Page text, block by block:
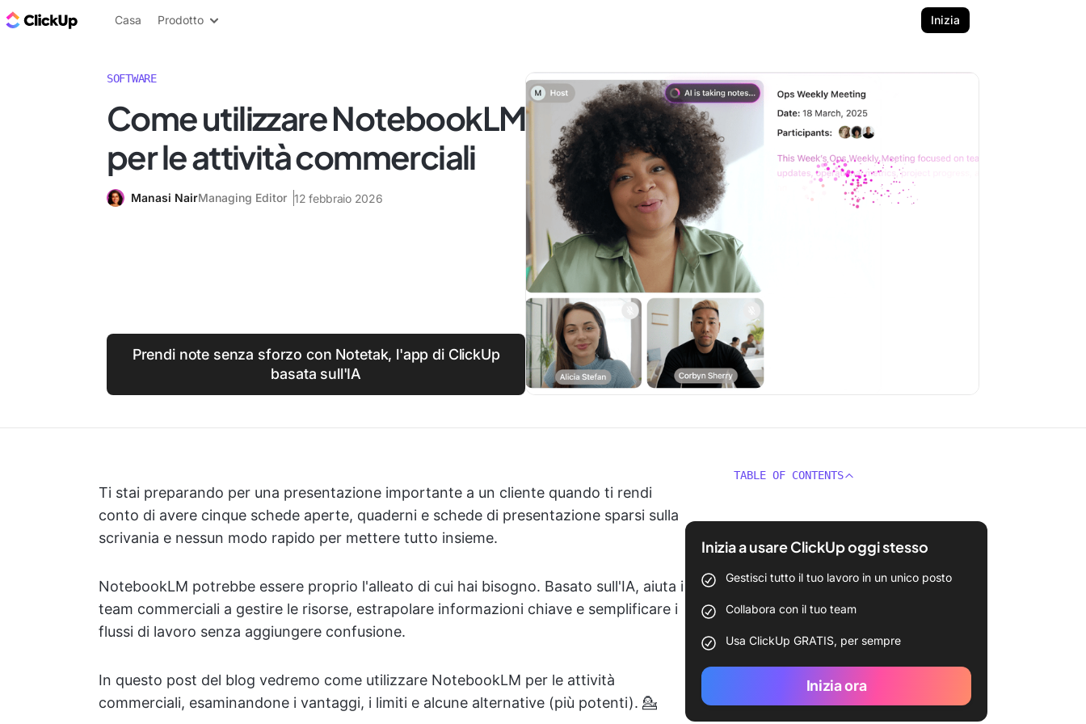
Blog di ClickUp
Casa Prodotto Inizia
SOFTWARE
Come utilizzare NotebookLM
per le attività commerciali
Manasi NairManaging Editor 12 febbraio 2026
Prendi note senza sforzo con Notetak, l'app di ClickUp
basata sull'IA
Ti stai preparando per una presentazione importante a un cliente quando ti rendi
conto di avere cinque schede aperte, quaderni e schede di presentazione sparsi sulla
scrivania e nessun modo rapido per mettere tutto insieme.
NotebookLM potrebbe essere proprio l'alleato di cui hai bisogno. Basato sull'IA, aiuta i
team commerciali a gestire le risorse, estrapolare informazioni chiave e semplificare i
flussi di lavoro senza aggiungere confusione.
In questo post del blog vedremo come utilizzare NotebookLM per le attività
commerciali, esaminandone i vantaggi, i limiti e alcune alternative (più potenti). 💁
TABLE OF CONTENTS
Inizia a usare ClickUp oggi stesso
Gestisci tutto il tuo lavoro in un unico posto
Collabora con il tuo team
Usa ClickUp GRATIS, per sempre
Inizia ora